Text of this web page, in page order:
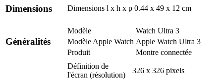
Dimensions Dimensions l x h x p 0.44 x 49 x 12 cm
Généralités
Modèle
Watch Ultra 3
Modèle Apple Watch Apple Watch Ultra 3
Produit
Montre connectée
Définition de
l'écran (résolution)
326 x 326 pixels